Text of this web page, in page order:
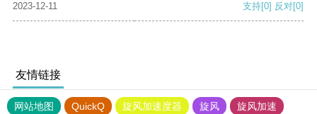
2023-12-11 支持[0] 反对[0]
友情链接
网站地图 QuickQ 旋风加速度器 旋风
旋风加速